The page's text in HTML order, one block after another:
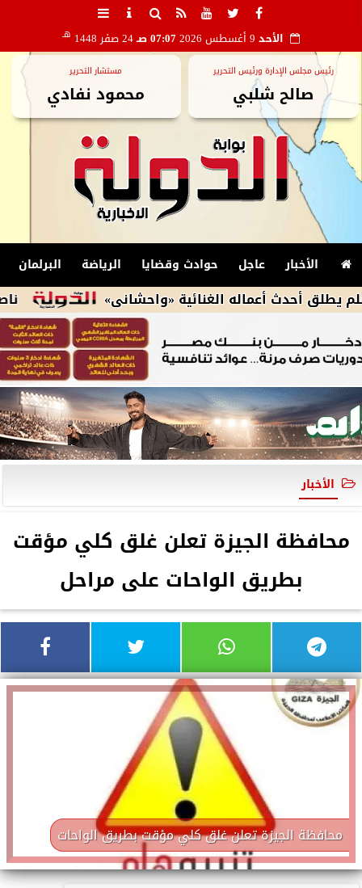
الأحد 07:07 صـ 24 صفر 1448 هـ
رئيس مجلس الإدارة ورئيس التحرير
صالح شلبي
مستشار التحرير
محمود نفادي
الأخبار عاجل حوادث وقضايا الرياضة البرلمان
ناصر ماهر أعماله الغنائية «واحشانى»
الأخبار
محافظة الجيزة تعلن غلق كلي مؤقت
بطريق الواحات على مراحل
محافظة الجيزة تعلن غلق كلي مؤقت بطريق الواحات